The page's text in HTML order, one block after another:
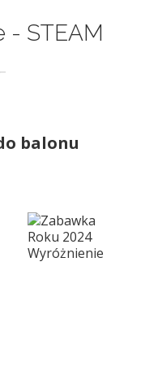
- STEAM
balonu